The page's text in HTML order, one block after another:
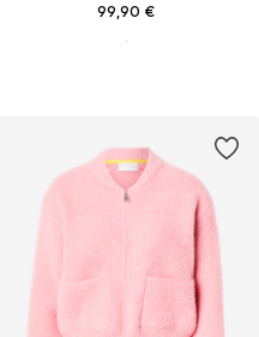
99,90 €